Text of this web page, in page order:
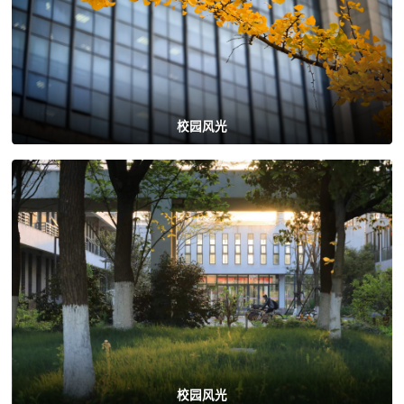
校园风光
校园风光